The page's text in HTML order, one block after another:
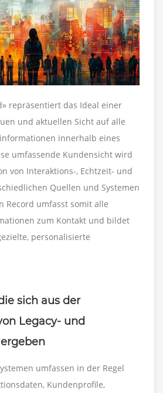
repräsentiert das Ideal einer
und aktuellen Sicht auf alle
innerhalb eines
umfassende Kundensicht wird
von Interaktions-, Echtzeit- und
Quellen und Systemen
Record umfasst somit alle
zum Kontakt und bildet
personalisierte
sich aus der
Legacy- und
umfassen in der Regel
Kundenprofile,